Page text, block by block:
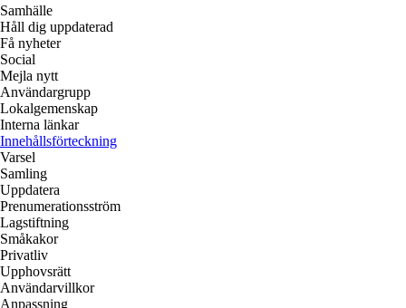
Samhälle
Håll dig uppdaterad
Få nyheter
Social
Mejla nytt
Användargrupp
Lokalgemenskap
Interna länkar
Innehållsförteckning
Varsel
Samling
Uppdatera
Prenumerationsström
Lagstiftning
Småkakor
Privatliv
Upphovsrätt
Användarvillkor
Anpassning